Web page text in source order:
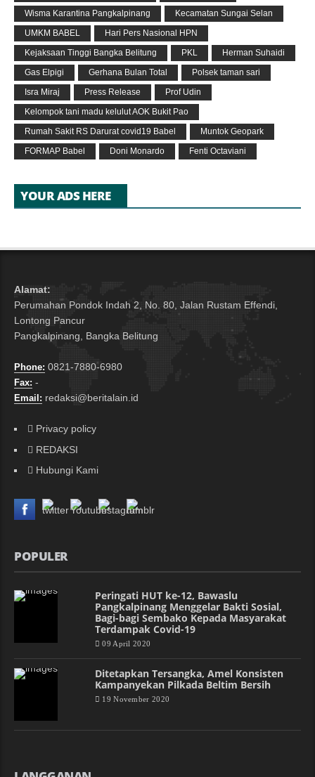
Wisma Karantina Pangkalpinang
Kecamatan Sungai Selan
UMKM BABEL
Hari Pers Nasional HPN
Kejaksaan Tinggi Bangka Belitung
PKL
Herman Suhaidi
Gas Elpigi
Gerhana Bulan Total
Polsek taman sari
Isra Miraj
Press Release
Prof Udin
Kelompok tani madu kelulut AOK Bukit Pao
Rumah Sakit RS Darurat covid19 Babel
Muntok Geopark
FORMAP Babel
Doni Monardo Fenti Octaviani
YOUR ADS HERE
Alamat:
Perumahan Pondok Indah 2, No. 80, Jalan Rustam Effendi,
Lontong Pancur
Pangkalpinang, Bangka Belitung
Phone: 0821-7880-6980
Fax: -
Email: redaksi@beritalain.id
Privacy policy
REDAKSI
Hubungi Kami
POPULER
Peringati HUT ke-12, Bawaslu
Pangkalpinang Menggelar Bakti Sosial,
Bagi-bagi Sembako Kepada Masyarakat
Terdampak Covid-19
09 April 2020
Ditetapkan Tersangka, Amel Konsisten
Kampanyekan Pilkada Beltim Bersih
19 November 2020